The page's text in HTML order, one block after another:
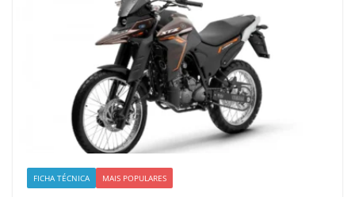
FICHA TÉCNICA MAIS POPULARES